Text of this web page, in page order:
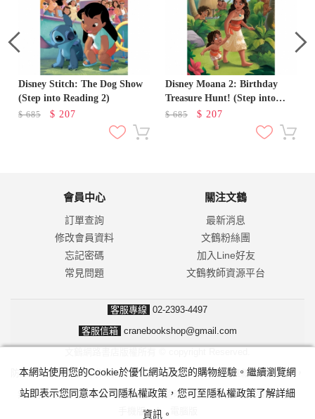
Disney Stitch: The Dog Show
(Step into Reading 2)
$685 $ 207
Disney Moana 2: Birthday
Treasure Hunt! (Step into
Reading 2)
$685 $ 207
會員中心
訂單查詢
修改會員資料
忘記密碼
常見問題
關注文鶴
最新消息
文鶴粉絲團
加入Line好友
文鶴教師資源平台
客服專線 02-2393-4497
客服信箱 cranebookshop@gmail.com
防詐騙！我們不會要求並指示您至ATM操作。ATM只有匯款及轉帳功能，
無法解除分期付款或訂單錯誤問題。隨時可撥打165反詐騙諮詢專線。
手機版 |
本網站使用您的Cookie於優化網站及您的購物經驗。繼續瀏覽網
站即表示您同意本公司隱私權政策，您可至隱私權政策了解詳細
資訊。